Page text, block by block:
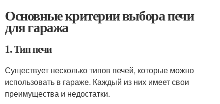
Основные критерии выбора печи
для гаража
1. Тип печи
Существует несколько типов печей, которые можно
использовать в гараже. Каждый из них имеет свои
преимущества и недостатки.